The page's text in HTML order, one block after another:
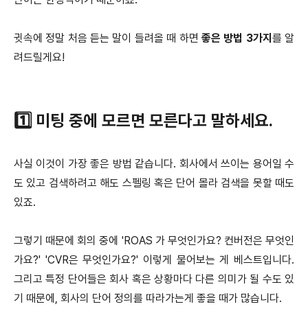
귓속에 정말 처음 듣는 말이 들려올 때 하면 좋은 방법 3가지 를 알
려드릴게요!
1️⃣ 미팅 중에 모르면 모른다고 말하세요.
사실 이것이 가장 좋은 방법 같습니다. 회사에서 쓰이는 용어일 수
도 있고 검색하려고 해도 스펠링 혹은 단어 몰라 검색을 못할 때도
있죠.
그렇기 때문에 회의 중에 'ROAS 가 무엇인가요? 컨버전은 무엇인
가요?' 'CVR은 무엇인가요?' 이렇게 물어보는 게 베스트입니다.
그리고 특정 단어들은 회사 혹은 상황마다 다른 의미가 될 수도 있
기 때문에, 회사의 단어 정의를 따라가는게 좋을 때가 많습니다.